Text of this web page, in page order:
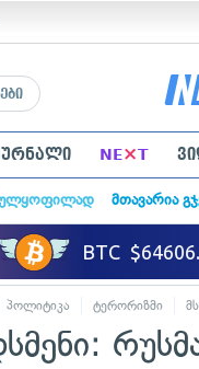
NE×T
მთავარია
პოლიტიკა ტერორიზმი